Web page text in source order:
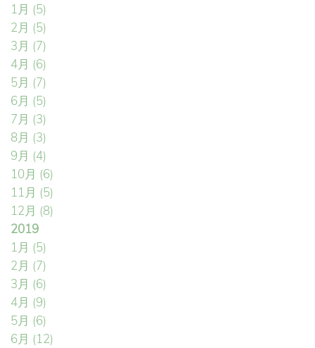
1月 (5)
2月 (5)
3月 (7)
4月 (6)
5月 (7)
6月 (5)
7月 (3)
8月 (3)
9月 (4)
10月 (6)
11月 (5)
12月 (8)
2019
1月 (5)
2月 (7)
3月 (6)
4月 (9)
5月 (6)
6月 (12)